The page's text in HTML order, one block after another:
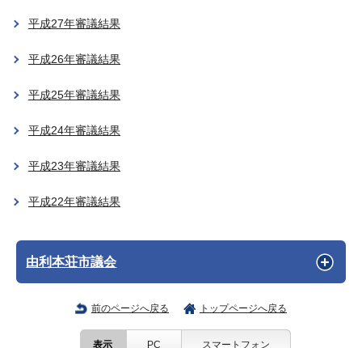
平成27年審議結果
平成26年審議結果
平成25年審議結果
平成24年審議結果
平成23年審議結果
平成22年審議結果
由利本荘市議会
前のページへ戻る トップページへ戻る
表示 PC スマートフォン